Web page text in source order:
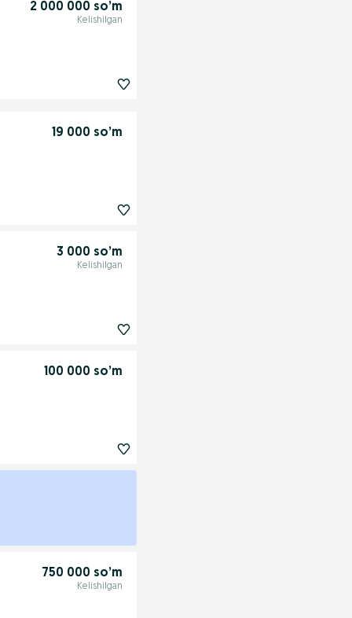
2 000 000 so’m
Kelishilgan
19 000 so’m
3 000 so’m
Kelishilgan
100 000 so’m
750 000 so’m
Kelishilgan